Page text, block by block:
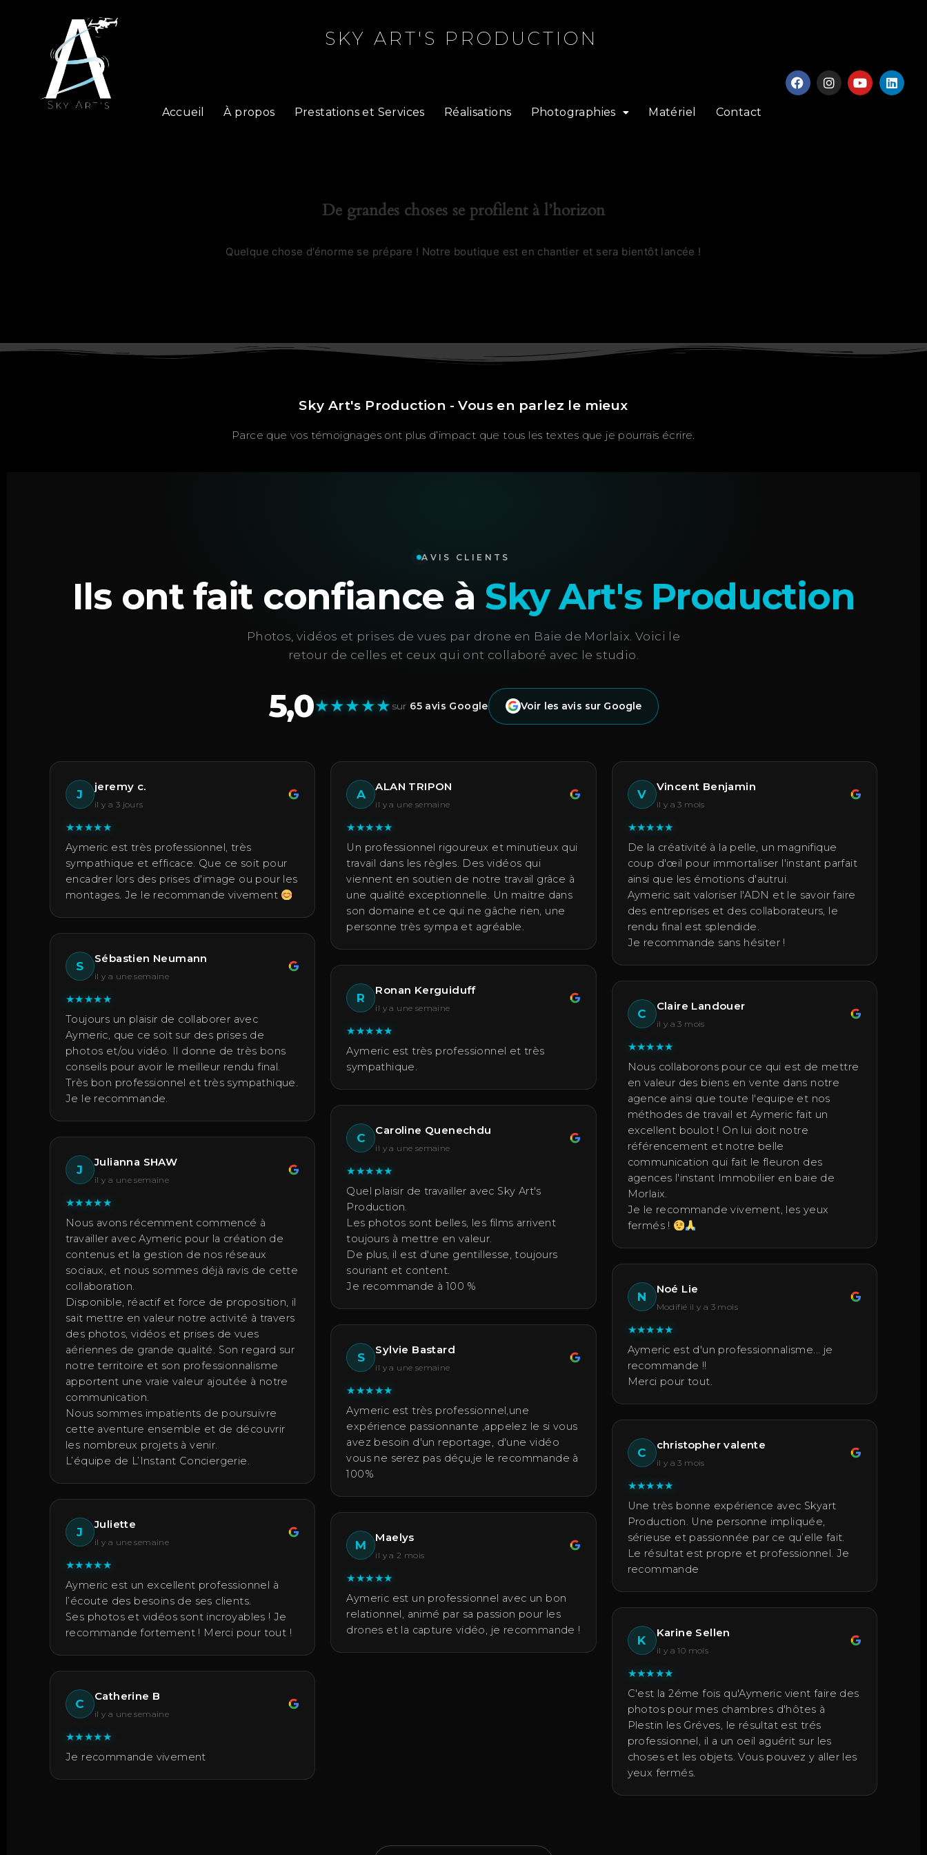
SKY ART'S PRODUCTION
Accueil À propos Prestations et Services Réalisations Photographies Matériel Contact
De grandes choses se profilent à l’horizon
Quelque chose d’énorme se prépare ! Notre boutique est en chantier et sera bientôt lancée !
Sky Art's Production - Vous en parlez le mieux
Parce que vos témoignages ont plus d’impact que tous les textes que je pourrais écrire.
AVIS CLIENTS
Ils ont fait confiance à Sky Art's Production
Photos, vidéos et prises de vues par drone en Baie de Morlaix. Voici le
retour de celles et ceux qui ont collaboré avec le studio.
5,0★★★★★ sur 65 avis Google Voir les avis sur Google
J
jeremy c.
il y a 3 jours
★★★★★
Aymeric est très professionnel, très
sympathique et efficace. Que ce soit pour
encadrer lors des prises d'image ou pour les
montages. Je le recommande vivement
S
Sébastien Neumann
il y a une semaine
★★★★★
Toujours un plaisir de collaborer avec
Aymeric, que ce soit sur des prises de
photos et/ou vidéo. Il donne de très bons
conseils pour avoir le meilleur rendu final.
Très bon professionnel et très sympathique.
Je le recommande.
J
Julianna SHAW
il y a une semaine
★★★★★
Nous avons récemment commencé à
travailler avec Aymeric pour la création de
contenus et la gestion de nos réseaux
sociaux, et nous sommes déjà ravis de cette
collaboration.
Disponible, réactif et force de proposition, il
sait mettre en valeur notre activité à travers
des photos, vidéos et prises de vues
aériennes de grande qualité. Son regard sur
notre territoire et son professionnalisme
apportent une vraie valeur ajoutée à notre
communication.
Nous sommes impatients de poursuivre
cette aventure ensemble et de découvrir
les nombreux projets à venir.
L’équipe de L’Instant Conciergerie.
J
Juliette
il y a une semaine
★★★★★
Aymeric est un excellent professionnel à
l’écoute des besoins de ses clients.
Ses photos et vidéos sont incroyables ! Je
recommande fortement ! Merci pour tout !
C
Catherine B
il y a une semaine
★★★★★
Je recommande vivement
A
ALAN TRIPON
il y a une semaine
★★★★★
Un professionnel rigoureux et minutieux qui
travail dans les règles. Des vidéos qui
viennent en soutien de notre travail grâce à
une qualité exceptionnelle. Un maitre dans
son domaine et ce qui ne gâche rien, une
personne très sympa et agréable.
R
Ronan Kerguiduff
il y a une semaine
★★★★★
Aymeric est très professionnel et très
sympathique.
C
Caroline Quenechdu
il y a une semaine
★★★★★
Quel plaisir de travailler avec Sky Art's
Production.
Les photos sont belles, les films arrivent
toujours à mettre en valeur.
De plus, il est d'une gentillesse, toujours
souriant et content.
Je recommande à 100 %
S
Sylvie Bastard
il y a une semaine
★★★★★
Aymeric est très professionnel,une
expérience passionnante ,appelez le si vous
avez besoin d'un reportage, d'une vidéo
vous ne serez pas déçu,je le recommande à
100%
M
Maelys
il y a 2 mois
★★★★★
Aymeric est un professionnel avec un bon
relationnel, animé par sa passion pour les
drones et la capture vidéo, je recommande !
V
Vincent Benjamin
il y a 3 mois
★★★★★
De la créativité à la pelle, un magnifique
coup d'œil pour immortaliser l'instant parfait
ainsi que les émotions d'autrui.
Aymeric sait valoriser l'ADN et le savoir faire
des entreprises et des collaborateurs, le
rendu final est splendide.
Je recommande sans hésiter !
C
Claire Landouer
il y a 3 mois
★★★★★
Nous collaborons pour ce qui est de mettre
en valeur des biens en vente dans notre
agence ainsi que toute l'equipe et nos
méthodes de travail et Aymeric fait un
excellent boulot ! On lui doit notre
référencement et notre belle
communication qui fait le fleuron des
agences l'instant Immobilier en baie de
Morlaix.
Je le recommande vivement, les yeux
fermés !
N
Noé Lie
Modifié il y a 3 mois
★★★★★
Aymeric est d'un professionnalisme... je
recommande !!
Merci pour tout.
C
christopher valente
il y a 3 mois
★★★★★
Une très bonne expérience avec Skyart
Production. Une personne impliquée,
sérieuse et passionnée par ce qu’elle fait.
Le résultat est propre et professionnel. Je
recommande
K
Karine Sellen
il y a 10 mois
★★★★★
C'est la 2éme fois qu'Aymeric vient faire des
photos pour mes chambres d'hôtes à
Plestin les Gréves, le résultat est trés
professionnel, il a un oeil aguérit sur les
choses et les objets. Vous pouvez y aller les
yeux fermés.